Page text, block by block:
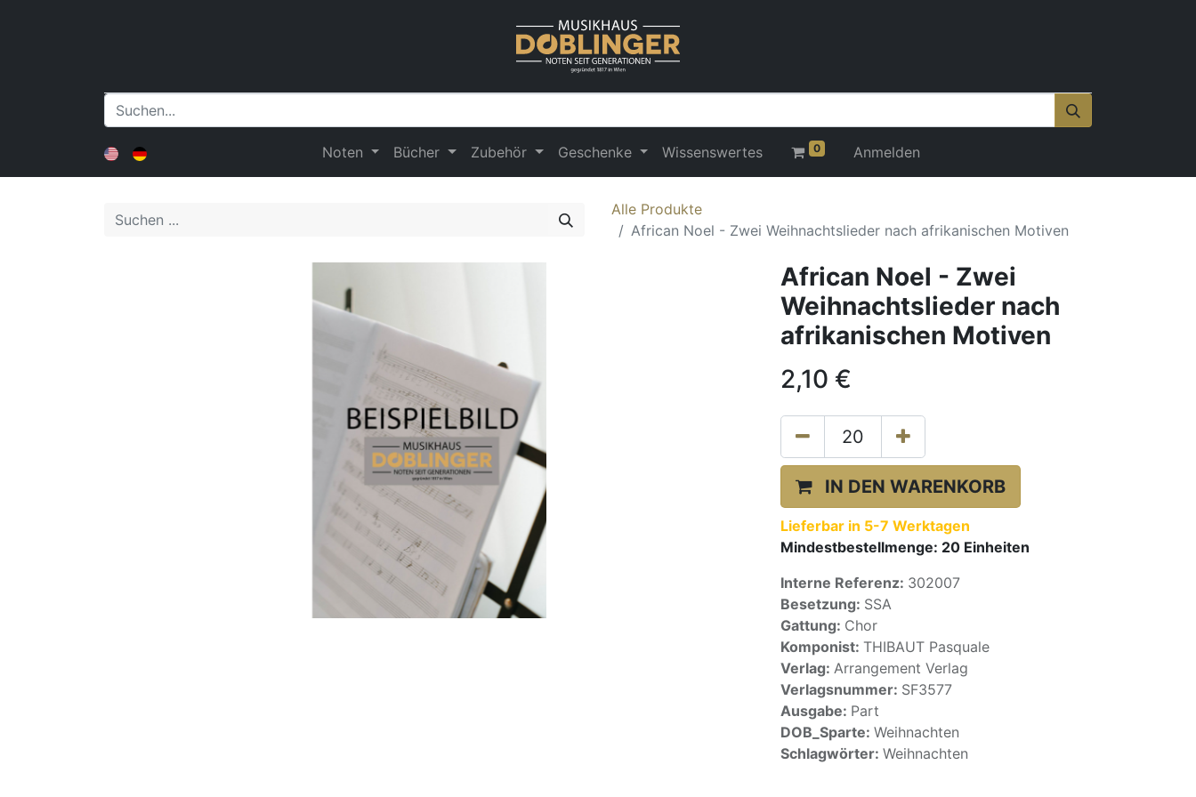
Noten Bücher Zubehör Geschenke Wissenswertes 0 Anmelden
Alle Produkte
African Noel - Zwei Weihnachtslieder nach afrikanischen Motiven
African Noel - Zwei
Weihnachtslieder nach
afrikanischen Motiven
2,10 €
IN DEN WARENKORB
Lieferbar in 5-7 Werktagen
Mindestbestellmenge: 20 Einheiten
Interne Referenz: 302007
Besetzung: SSA
Gattung: Chor
Komponist: THIBAUT Pasquale
Verlag: Arrangement Verlag
Verlagsnummer: SF3577
Ausgabe: Part
DOB_Sparte: Weihnachten
Schlagwörter: Weihnachten